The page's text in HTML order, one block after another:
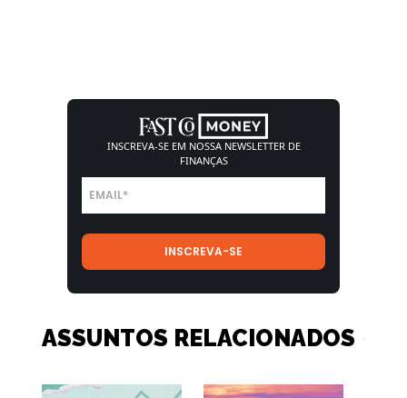
INSCREVA-SE EM NOSSA NEWSLETTER DE
FINANÇAS
ASSUNTOS RELACIONADOS